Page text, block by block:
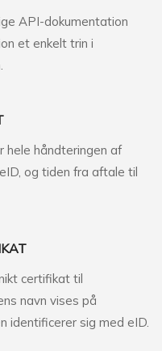
API-dokumentation
et enkelt trin i
hele håndteringen af
og tiden fra aftale til
certifikat til
navn vises på
identificerer sig med eID.